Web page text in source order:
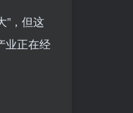
”，但这
业正在经